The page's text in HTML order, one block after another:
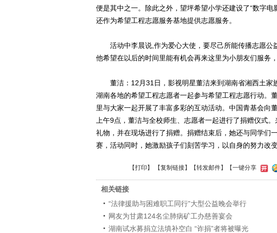
便是其中之一。除此之外，望坪希望小学还建设了“数字电
还作为希望工程志愿服务基地提供志愿服务。
活动中李晨说,作为爱心大使，要尽己所能传播志愿公
他希望在以后的时间里能有机会再来这里为小朋友们服务
董洁：12月31日，影视明星董洁来到湖南省湘西土家
湖南各地的希望工程志愿者一起参与希望工程志愿行动。
里与大家一起开展了丰富多彩的互动活动。中国青基会向
上午9点，董洁与全校师生、志愿者一起进行了捐赠仪式
礼物，并在现场进行了捐赠。捐赠结束后，她还与同学们
赛，活动同时，她激励孩子们刻苦学习，以自身的努力改变
【打印 】 【复制链接】【转发邮件】 【一键分享
相关链接
“法律援助与困难职工同行”大型公益晚会举行
网友为甘肃124名尘肺病矿工办慈善宴会
湖南试水募捐立法填补空白 “诈捐”者将被曝光